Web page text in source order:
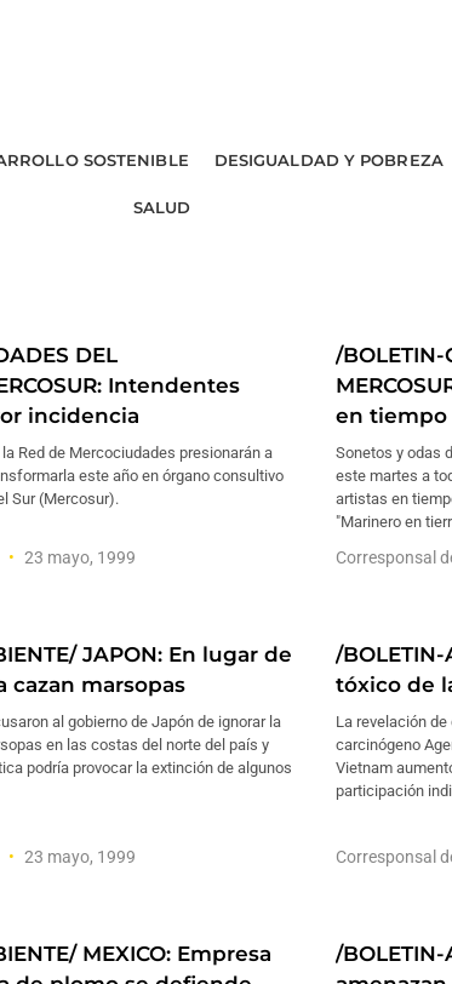
SOSTENIBLE DESIGUALDAD Y POBREZA
SALUD
DEL
Intendentes
incidencia
Red de Mercociudades presionarán a
este año en órgano consultivo
Sur (Mercosur).
23 mayo, 1999
/BOLETIN-
en tiempo
Sonetos y odas
este martes a
artistas en
"Marinero en
Corresponsal
JAPON: En lugar de
cazan marsopas
al gobierno de Japón de ignorar la
en las costas del norte del país y
podría provocar la extinción de algunos
23 mayo, 1999
/
tóxico de
La revelación de
carcinógeno
Vietnam
participación
Corresponsal
MEXICO: Empresa
/